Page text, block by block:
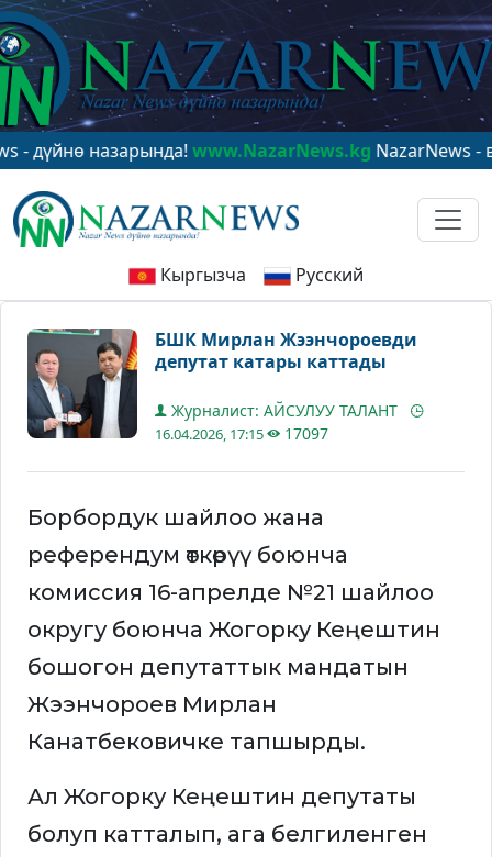
назарында!www.NazarNews.kgNazarNews - в
Кыргызча Русский
БШК Мирлан Жээнчороевди
депутат катары каттады
Журналист: АЙСУЛУУ ТАЛАНТ
16.04.2026, 17:15 17097
Борбордук шайлоо жана
референдум өткөрүү боюнча
комиссия 16-апрелде №21 шайлоо
округу боюнча Жогорку Кеңештин
бошогон депутаттык мандатын
Жээнчороев Мирлан
Канатбековичке тапшырды.
Ал Жогорку Кеңештин депутаты
болуп катталып, ага белгиленген